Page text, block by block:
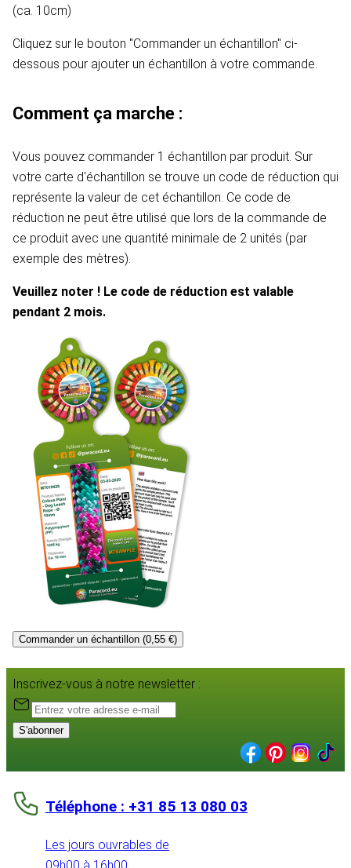
(ca. 10cm)
Cliquez sur le bouton "Commander un échantillon" ci-
dessous pour ajouter un échantillon à votre commande.
Comment ça marche :
Vous pouvez commander 1 échantillon par produit. Sur
votre carte d'échantillon se trouve un code de réduction qui
représente la valeur de cet échantillon. Ce code de
réduction ne peut être utilisé que lors de la commande de
ce produit avec une quantité minimale de 2 unités (par
exemple des mètres).
Veuillez noter ! Le code de réduction est valable
pendant 2 mois.
Commander un échantillon (0,55 €)
Inscrivez-vous à notre newsletter :
S'abonner
Téléphone : +31 85 13 080 03
Les jours ouvrables de